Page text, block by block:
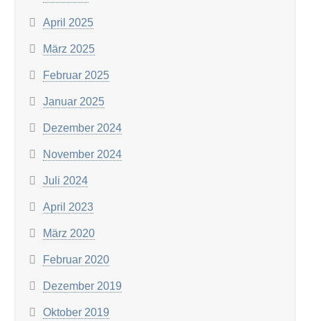
April 2025
März 2025
Februar 2025
Januar 2025
Dezember 2024
November 2024
Juli 2024
April 2023
März 2020
Februar 2020
Dezember 2019
Oktober 2019